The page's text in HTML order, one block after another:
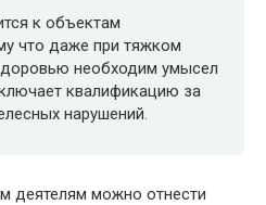
к объектам
что даже при тяжком
необходим умысел
квалификацию за
нарушений.
деятелям можно отнести